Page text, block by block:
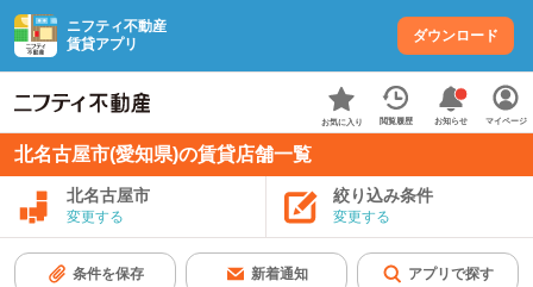
ニフティ不動産
賃貸アプリ
ダウンロード
お気に入り 閲覧履歴 お知らせ マイページ
北名古屋市(愛知県)の賃貸店舗一覧
北名古屋市
変更する
絞り込み条件
変更する
条件を保存 新着通知 アプリで探す